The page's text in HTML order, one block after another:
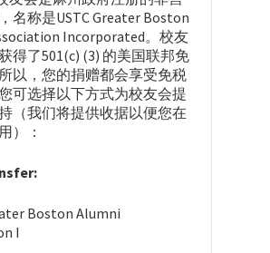
名称是USTC Greater Boston
Incorporated。校友
得了501(c) (3) 的美国联邦免
以，您的捐赠都会享受免税
可选择以下方式为校友会提
（我们将提供收据以便您在
）：
Boston Alumni
I